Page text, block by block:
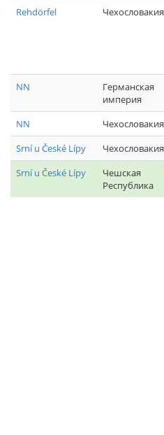
Rehdörfel
Чехословакия
NN
Германская
империя
NN Чехословакия
Srní u České Lípy
Чехословакия
Srní u České Lípy
Чешская
Республика